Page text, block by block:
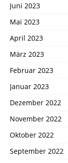
Juni 2023
Mai 2023
April 2023
März 2023
Februar 2023
Januar 2023
Dezember 2022
November 2022
Oktober 2022
September 2022